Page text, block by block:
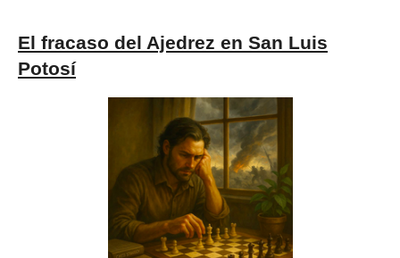
El fracaso del Ajedrez en San Luis
Potosí